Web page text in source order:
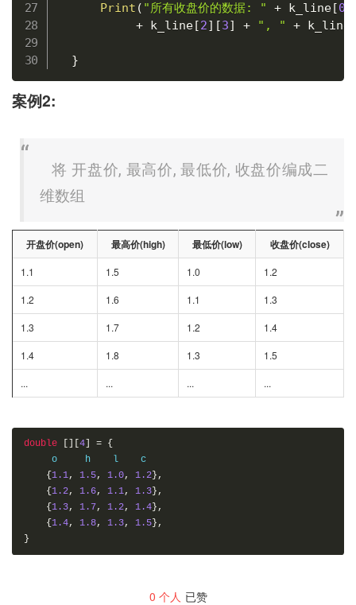
Print ( "所有收盘价的数据: " + k_line [0
+ k_line [2] [3] + ", " + k_line
}
案例2:
将 开盘价, 最高价, 最低价, 收盘价编成二
维数组
开盘价(open) 最高价(high) 最低价(low) 收盘价(close)
1.1 1.5 1.0 1.2
1.2 1.6 1.1 1.3
1.3 1.7 1.2 1.4
1.4 1.8 1.3 1.5
... ... ... ...
double 4 = {
{ 1.1, 1.5, 1.0, 1.2 },
{ 1.2, 1.6, 1.1, 1.3 },
{ 1.3, 1.7, 1.2, 1.4 },
{ 1.4, 1.8, 1.3, 1.5 },
}
0 个人 已赞